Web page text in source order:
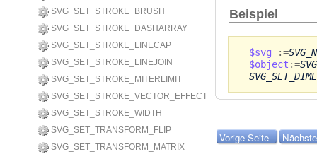
SVG_SET_STROKE_BRUSH
SVG_SET_STROKE_DASHARRAY
SVG_SET_STROKE_LINECAP
SVG_SET_STROKE_LINEJOIN
SVG_SET_STROKE_MITERLIMIT
SVG_SET_STROKE_VECTOR_EFFECT
SVG_SET_STROKE_WIDTH
SVG_SET_TRANSFORM_FLIP
SVG_SET_TRANSFORM_MATRIX
Beispiel
$svg :=
$object :=
Vorige Seite